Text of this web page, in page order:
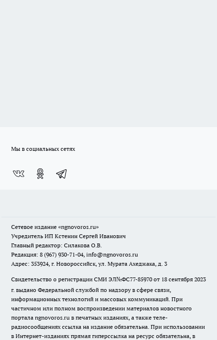
Мы в социальных сетях
Сетевое издание «ngnovoros.ru»
Учредитель ИП Кстенин Сергей Иванович
Главный редактор: Силакова О.В.
Редакция: 8 (967) 930-71-04, info@ngnovoros.ru
Адрес: 353924, г. Новороссийск, ул. Мурата Ахеджака, д. 3
Свидетельство о регистрации СМИ ЭЛ№ФС77-85970 от 18 сентября 2023
г. выдано Федеральной службой по надзору в сфере связи,
информационных технологий и массовых коммуникаций. При
частичном или полном воспроизведении материалов новостного
портала ngnovoros.ru в печатных изданиях, а также теле-
радиосообщениях ссылка на издание обязательна. При использовании
в Интернет-изданиях прямая гиперссылка на ресурс обязательна, в